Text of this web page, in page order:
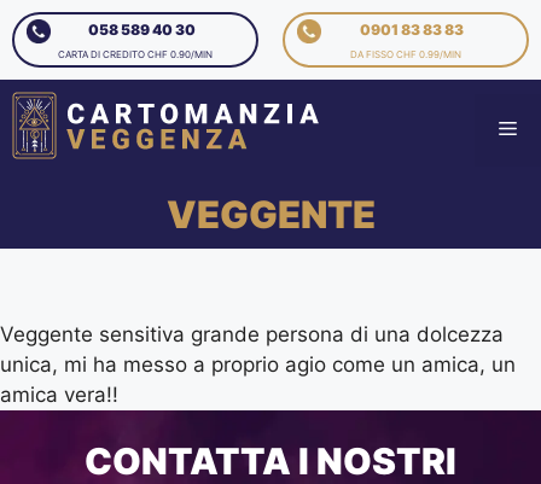
058 589 40 30
CARTA DI CREDITO CHF 0.90/MIN
0901 83 83 83
DA FISSO CHF 0.99/MIN
VEGGENTE
Veggente sensitiva grande persona di una dolcezza
unica, mi ha messo a proprio agio come un amica, un
amica vera!!
CONTATTA I NOSTRI